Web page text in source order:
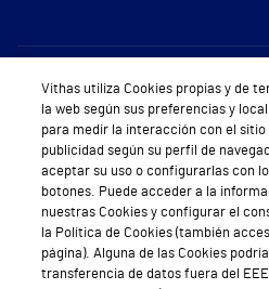
Sobre
Quiénes
Trabajar en
Teléfono Cita
Teléfono
Vithas utiliza Cookies propias y de
la web según sus preferencias y
para medir la interacción con el
publicidad según su perfil de
aceptar su uso o configurarlas con
botones. Puede acceder a la
nuestras Cookies y configurar el
la Política de Cookies (también
página). Alguna de las Cookies
transferencia de datos fuera del